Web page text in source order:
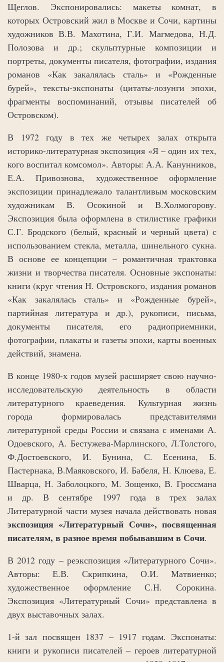
Щеглов. Экспонировались: макеты комнат, в
которых Островский жил в Москве и Сочи, картины
художников В.В. Махотина, Г.И. Магмедова, Н.Д.
Полозова и др.; скульптурные композиции и
портреты, документы писателя, фотографии, издания
романов «Как закалялась сталь» и «Рожденные
бурей», тексты-экспонаты (цитаты-лозунги эпохи,
фрагменты воспоминаний, отзывы писателей об
Островском).
В 1972 году в тех же четырех залах открыта
историко-литературная экспозиция «Я – один их тех,
кого воспитал комсомол». Авторы: А.А. Канунников,
Е.А. Привознова, художественное оформление
экспозиции принадлежало талантливым московским
художникам В. Осокиной и В.Холмогорову.
Экспозиция была оформлена в стилистике графики
С.Г. Бродского (белый, красный и черный цвета) с
использованием стекла, металла, шинельного сукна.
В основе ее концепции – романтичная трактовка
жизни и творчества писателя. Основные экспонаты:
книги (круг чтения Н. Островского, издания романов
«Как закалялась сталь» и «Рожденные бурей»,
партийная литература и др.), рукописи, письма,
документы писателя, его радиоприемники,
фотографии, плакаты и газеты эпохи, карты военных
действий, знамена.
В конце 1980-х годов музей расширяет свою научно-
исследовательскую деятельность в области
литературного краеведения. Культурная жизнь
города формировалась представителями
литературной среды России и связана с именами А.
Одоевского, А. Бестужева-Марлинского, Л.Толстого,
Ф.Достоевского, И. Бунина, С. Есенина, Б.
Пастернака, В.Маяковского, И. Бабеля, Н. Клюева, Е.
Шварца, Н. Заболоцкого, М. Зощенко, В. Гроссмана
и др. В сентябре 1997 года в трех залах
Литературной части музея начала действовать новая
экспозиция «Литературный Сочи», посвященная
писателям, в разное время побывавшим в Сочи.
В 2012 году ‒ реэкспозиция «Литературного Сочи».
Авторы: Е.В. Скрипкина, О.И. Матвиенко;
художественное оформление С.Н. Сорокина.
Экспозиция «Литературный Сочи» представлена в
двух выставочных залах.
1-й зал посвящен 1837 – 1917 годам. Экспонаты:
книги и рукописи писателей ‒ героев литературной